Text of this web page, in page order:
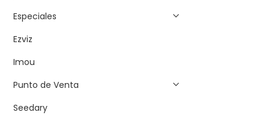
Especiales
Ezviz
Imou
Punto de Venta
Seedary